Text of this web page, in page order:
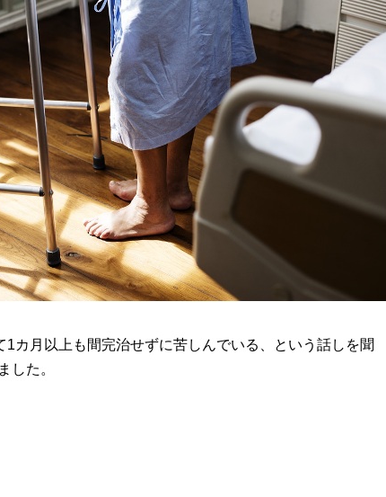
カ月以上も間完治せずに苦しんでいる、という話しを聞
した。